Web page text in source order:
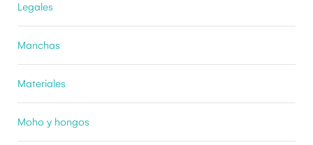
Legales
Manchas
Materiales
Moho y hongos